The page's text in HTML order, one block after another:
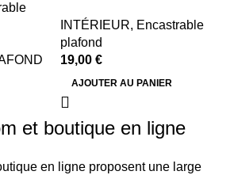
INTÉRIEUR, Encastrable
plafond
19,00 €
AJOUTER AU PANIER
et boutique en ligne
en ligne proposent une large